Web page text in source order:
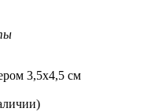
3,5х4,5 см